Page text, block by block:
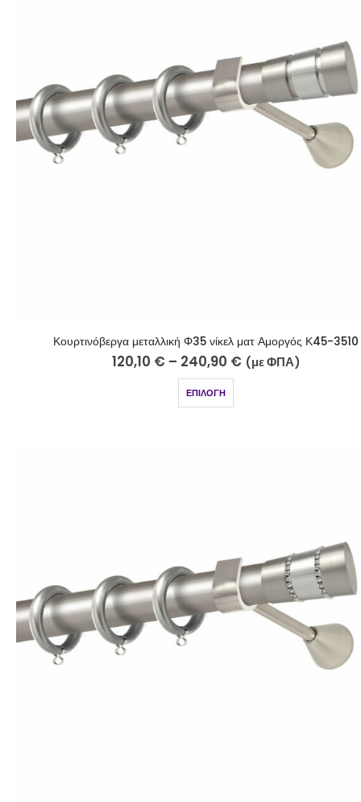
Κουρτινόβεργα μεταλλική Φ35 νίκελ ματ Αμοργός Κ45-3510
120,10 € – 240,90 € (με ΦΠΑ)
ΕΠΙΛΟΓΉ